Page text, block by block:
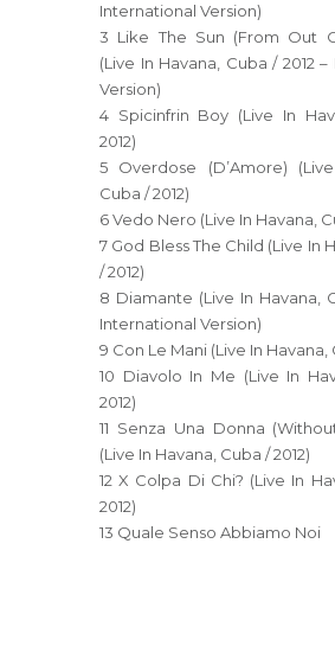
International Version)
3 Like The Sun (From Out
(Live In Havana, Cuba / 2012
Version)
4 Spicinfrin Boy (Live In
2012)
5 Overdose (D’Amore)
Cuba / 2012)
6 Vedo Nero (Live In Havana,
7 God Bless The Child (Live In
/ 2012)
8 Diamante (Live In Havana,
International Version)
9 Con Le Mani (Live In Havana,
10 Diavolo In Me (Live In
2012)
11 Senza Una Donna
(Live In Havana, Cuba / 2012)
12 X Colpa Di Chi? (Live In
2012)
13 Quale Senso Abbiamo Noi